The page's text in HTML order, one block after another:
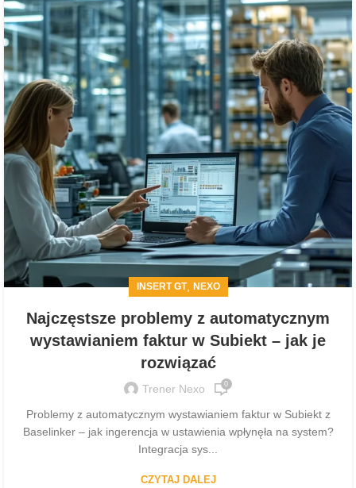
INSERT GT, NEXO
Najczęstsze problemy z automatycznym
wystawianiem faktur w Subiekt – jak je
rozwiązać
Trener Nexo 0
Problemy z automatycznym wystawianiem faktur w Subiekt z
Baselinker – jak ingerencja w ustawienia wpłynęła na system?
Integracja sys...
CZYTAJ DALEJ